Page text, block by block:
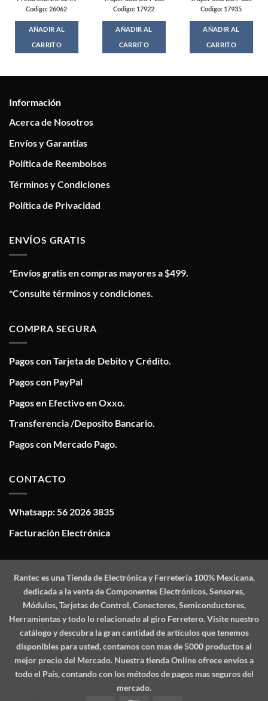
Codigo: 26062
AÑADIR AL
CARRITO
Codigo: 17922
AÑADIR AL
CARRITO
Codigo: 17935
AÑADIR AL
CARRITO
Información
Acerca de Nosotros
Envíos y Garantías
Política de Reembolsos
Términos y Condiciones
Política de Privacidad
ENVÍOS GRATIS
*Envíos gratis en compras mayores a $499.
*Consulte términos y condiciones.
COMPRA SEGURA
Pagos con Tarjeta de Debito y Crédito.
Pagos con PayPal
Pagos en Efectivo en Oxxo.
Transferencia /Deposito Bancario.
Pagos con Mercado Pago.
CONTACTO
Whatsapp: 56 2026 3835
Facturación Electrónica
Ranteces una Tienda de Electrónica y Ferretería 100% Mexicana,
dedicada a la venta de Componentes Electrónicos, Sensores,
Módulos, Tarjetas de Control, Conectores, Semiconductores,
Herramientas y todo lo relacionado al giro Ferretero. Visite nuestro
catálogo y descubra la gran cantidad de artículos que tenemos
disponibles para usted, contamos con mas de 5000 productos al
mejor precio del Mercado. Nuestra tienda Online ofrece envíos a
todo el País, contando con los métodos de pagos mas seguros del
mercado.